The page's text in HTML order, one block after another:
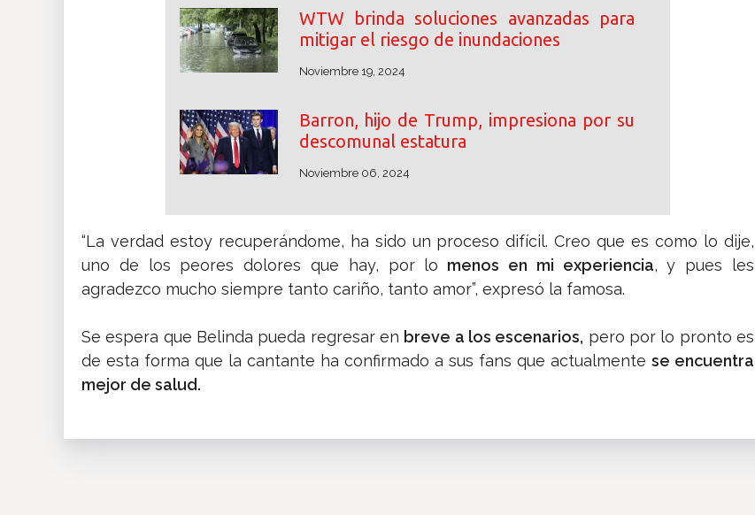
WTW brinda soluciones avanzadas para
mitigar el riesgo de inundaciones
Noviembre 19, 2024
Barron, hijo de Trump, impresiona por su
descomunal estatura
Noviembre 06, 2024
“La verdad estoy recuperándome, ha sido un proceso difícil. Creo que es como lo dije,
uno de los peores dolores que hay, por lo menos en mi experiencia, y pues les
agradezco mucho siempre tanto cariño, tanto amor”, expresó la famosa.
Se espera que Belinda pueda regresar en breve a los escenarios, pero por lo pronto es
de esta forma que la cantante ha confirmado a sus fans que actualmente se encuentra
mejor de salud.